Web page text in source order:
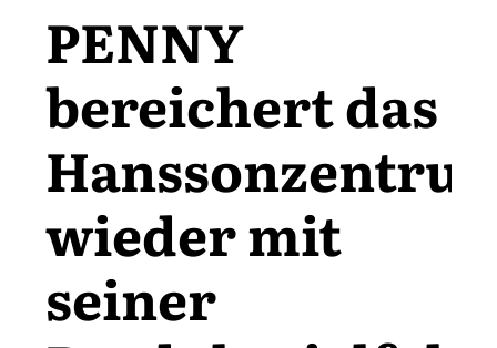
Kontakt
PENNY
bereichert das
wieder mit
seiner